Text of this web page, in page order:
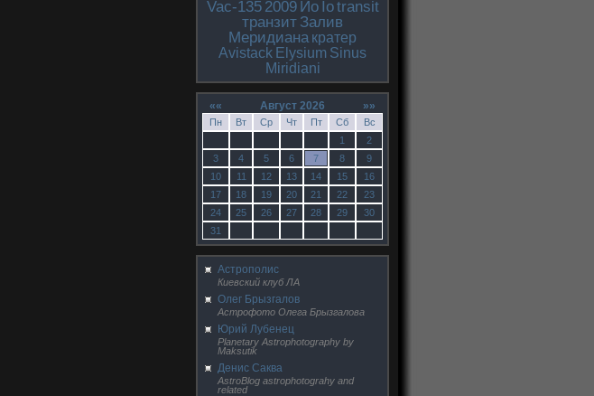
Vac-135 2009 Ио Iotransit
транзит Залив
Меридиана кратер
Avistack Elysium Sinus
Miridiani
«« Август 2026 »»
Пн Вт Ср Чт Пт Сб
Вс
1
2
3
4 5 6 7 8
9
10
11 12 13 14 15
16
17
18 19 20 21 22
23
24
25 26 27 28 29
30
31
Астрополис
Киевский клуб ЛА
Олег Брызгалов
Астрофото Олега Брызгалова
Юрий Лубенец
Planetary Astrophotography by
Maksutik
Денис Саква
AstroBlog astrophotograhy and
related